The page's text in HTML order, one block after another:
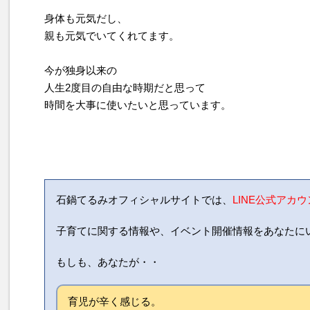
身体も元気だし、
親も元気でいてくれてます。
今が独身以来の
人生2度目の自由な時期だと思って
時間を大事に使いたいと思っています。
石鍋てるみオフィシャルサイトでは、 LINE公式アカウ
子育てに関する情報や、イベント開催情報をあなたに
もしも、あなたが・・
育児が辛く感じる。